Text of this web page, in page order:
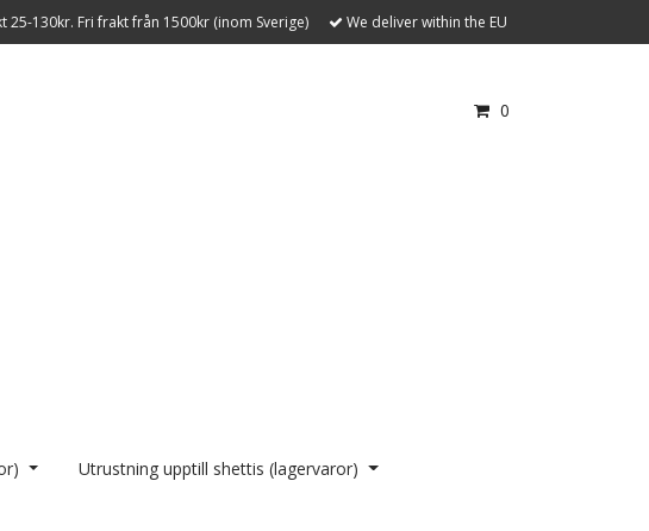
25-130kr. Fri frakt från 1500kr (inom Sverige) We deliver within the EU
0
Utrustning upptill shettis (lagervaror)